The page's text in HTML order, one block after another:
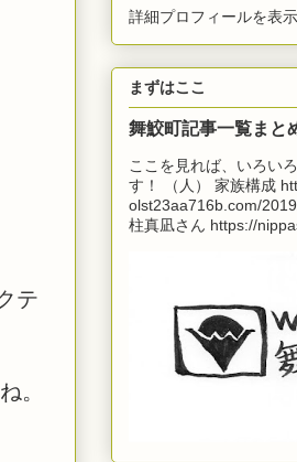
テ
。
詳細プロフィールを表示
まずはここ
舞鮫町記事一覧まと
ここを見れば、いろい
す！ （人） 家族構成
olst23aa716b.com/
柱真凪さん https://